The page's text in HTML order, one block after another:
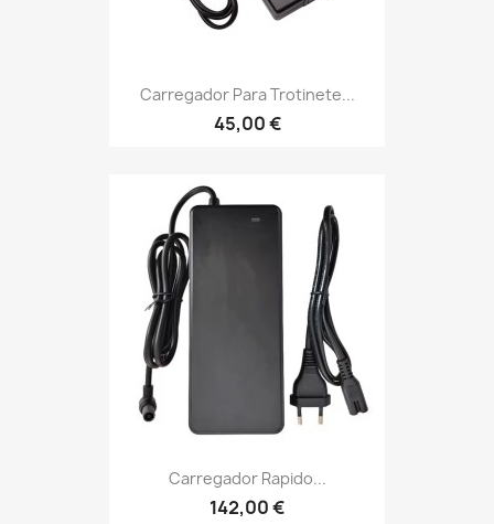
Carregador Para Trotinete...
45,00 €
Carregador Rapido...
142,00 €